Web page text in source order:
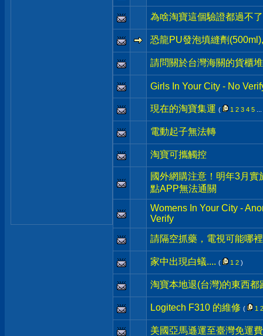
為啥淘寶這個驗證都過不
恐龍PU發泡填縫劑
請問關於台灣海關的貨櫃
Girls In Your City - No
現在的淘寶集運 ( 1 2 3 4 5
電動起子無法轉
淘寶可攜觸控
國外網購注意！明年3月
點APP無法通關
Womens In Your City -
Verify
請隔空抓藥，電視可能哪
家中出現白蟻.... ( 1 2 )
淘寶本地退(台灣)的東西都
Logitech F310 的維修 ( 1 2
美國亞馬遜運至臺灣免運